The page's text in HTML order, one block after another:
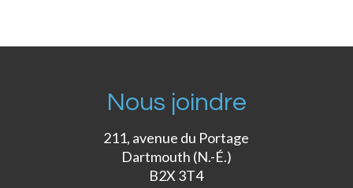
Nous joindre
211, avenue du Portage
Dartmouth (N.-É.)
B2X 3T4